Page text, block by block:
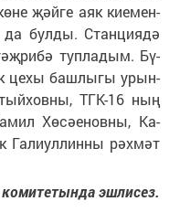
җәй­ге аяк ки­е­мен­
да бул­ды. Стан­ци­я­дә
туп­ла­дым. Бү­
це­хы баш­лы­гы урын­
ТГК-16 ның
Хө­сә­е­нов­ны, Ка­
Га­лиул­лин­ны рәх­мәт
эш­ли­сез.